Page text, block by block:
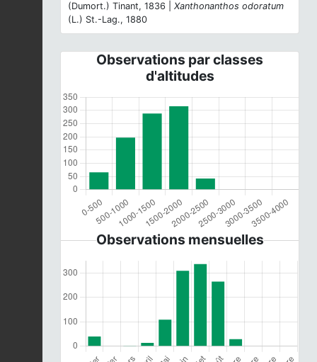
(Dumort.) Tinant, 1836 | Xanthonanthos odoratum
(L.) St.-Lag., 1880
Observations par classes
d'altitudes
Observations mensuelles